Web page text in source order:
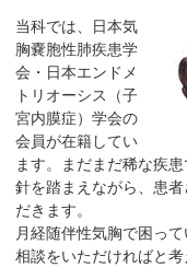
当科では、日本気
胸嚢胞性肺疾患学
会・日本エンドメ
トリオーシス（子
宮内膜症）学会の
会員が在籍してい
ます。まだまだ稀な疾
針を踏まえながら、患
だきます。
月経随伴性気胸で困っ
相談をいただければと考